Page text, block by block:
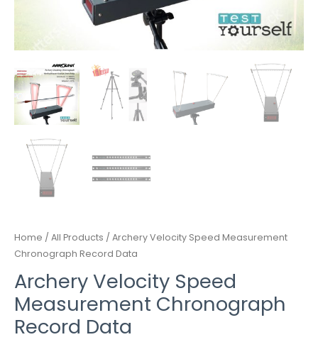
Home / All Products / Archery Velocity Speed Measurement
Chronograph Record Data
Archery Velocity Speed
Measurement Chronograph
Record Data